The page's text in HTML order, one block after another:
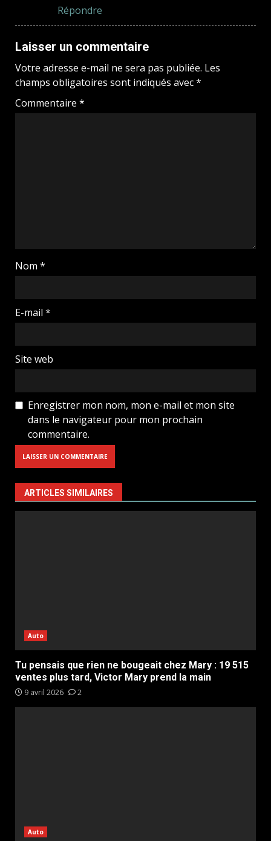
Répondre
Laisser un commentaire
Votre adresse e-mail ne sera pas publiée. Les
champs obligatoires sont indiqués avec*
Commentaire *
Nom *
E-mail *
Site web
Enregistrer mon nom, mon e-mail et mon site
dans le navigateur pour mon prochain
commentaire.
ARTICLES SIMILAIRES
Auto
Tu pensais que rien ne bougeait chez Mary : 19 515
ventes plus tard, Victor Mary prend la main
9 avril 2026 2
Auto